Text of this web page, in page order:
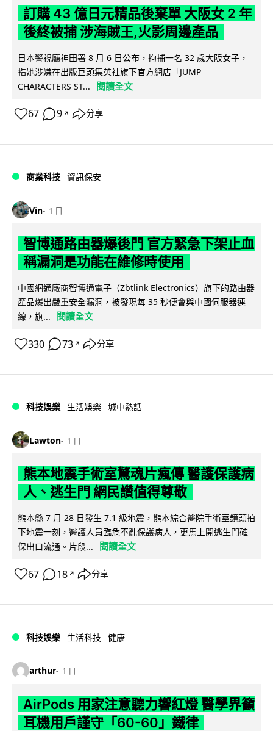
訂購 43 億日元精品後棄單 大阪女 2 年
後終被捕 涉海賊王,火影周邊產品
日本警視廳神田署 8 月 6 日公布，拘捕一名 32 歲大阪女子，
指她涉嫌在出版巨頭集英社旗下官方網店「JUMP
CHARACTERS ST...
閱讀全文
67 9 ↗ 分享
商業科技 資訊保安
Vin 1 日
智博通路由器爆後門 官方緊急下架止血
稱漏洞是功能在維修時使用
中國網通廠商智博通電子（Zbtlink Electronics）旗下的路由器
產品爆出嚴重安全漏洞，被發現每 35 秒便會與中國伺服器連
線，旗...
閱讀全文
330 73 ↗ 分享
科技娛樂 生活娛樂 城中熱話
Lawton 1 日
熊本地震手術室驚魂片瘋傳 醫護保護病
人、逃生門 網民讚值得尊敬
熊本縣 7 月 28 日發生 7.1 級地震，熊本綜合醫院手術室鏡頭拍
下地震一刻，醫護人員臨危不亂保護病人，更馬上開逃生門確
保出口流通。片段...
閱讀全文
67 18 ↗ 分享
科技娛樂 生活科技 健康
arthur 1 日
AirPods 用家注意聽力響紅燈 醫學界籲
耳機用戶謹守「60-60」鐵律